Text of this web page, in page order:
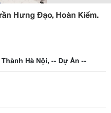
Hưng Đạo, Hoàn Kiếm.
Hà Nội, -- Dự Án --